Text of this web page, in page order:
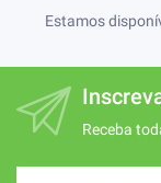
Estamos
Receba